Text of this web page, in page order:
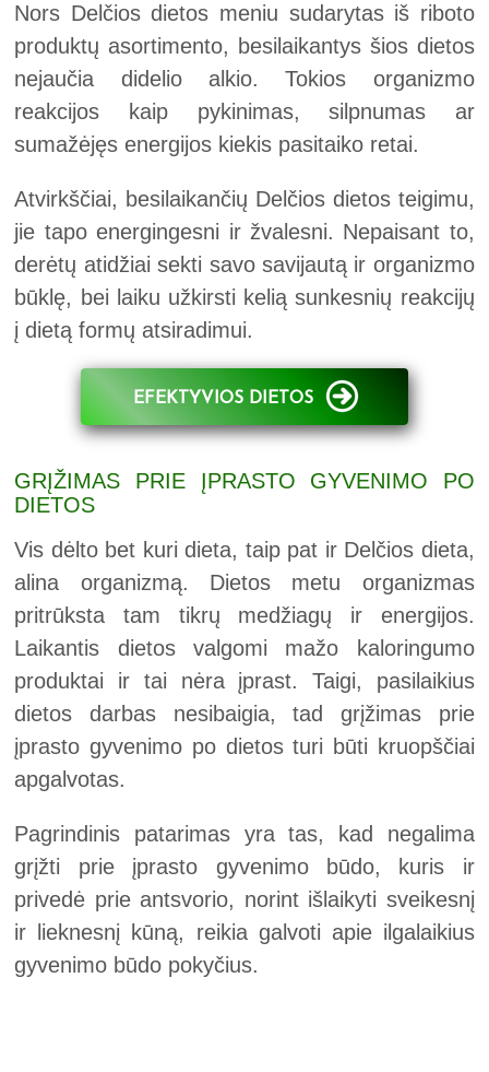
Nors Delčios dietos meniu sudarytas iš riboto
produktų asortimento, besilaikantys šios dietos
nejaučia didelio alkio. Tokios organizmo
reakcijos kaip pykinimas, silpnumas ar
sumažėjęs energijos kiekis pasitaiko retai.
Atvirkščiai, besilaikančių Delčios dietos teigimu,
jie tapo energingesni ir žvalesni. Nepaisant to,
derėtų atidžiai sekti savo savijautą ir organizmo
būklę, bei laiku užkirsti kelią sunkesnių reakcijų
į dietą formų atsiradimui.
EFEKTYVIOS DIETOS
GRĮŽIMAS PRIE ĮPRASTO GYVENIMO PO
DIETOS
Vis dėlto bet kuri dieta, taip pat ir Delčios dieta,
alina organizmą. Dietos metu organizmas
pritrūksta tam tikrų medžiagų ir energijos.
Laikantis dietos valgomi mažo kaloringumo
produktai ir tai nėra įprast. Taigi, pasilaikius
dietos darbas nesibaigia, tad grįžimas prie
įprasto gyvenimo po dietos turi būti kruopščiai
apgalvotas.
Pagrindinis patarimas yra tas, kad negalima
grįžti prie įprasto gyvenimo būdo, kuris ir
privedė prie antsvorio, norint išlaikyti sveikesnį
ir lieknesnį kūną, reikia galvoti apie ilgalaikius
gyvenimo būdo pokyčius.